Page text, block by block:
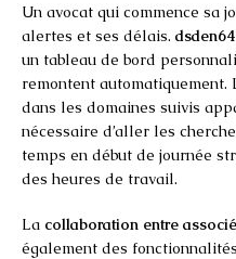
Un avocat qui commence sa
alertes et ses délais. dsden64
un tableau de bord
remontent
dans les domaines suivis
nécessaire d’aller les
temps en début de journée
des heures de travail.
La collaboration entre
également des